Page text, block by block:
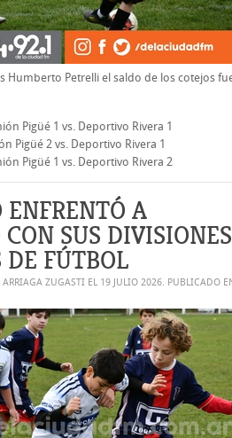
Humberto Petrelli el saldo de los cotejos
Pigüé 1 vs. Deportivo Rivera 1
Pigüé 2 vs. Deportivo Rivera 1
Pigüé 1 vs. Deportivo Rivera 2
A
SUS DIVISIONES
DE FÚTBOL
ZUGASTI EL 19 JULIO 2026. PUBLICADO